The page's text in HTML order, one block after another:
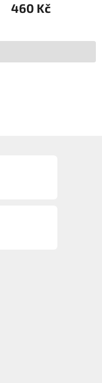
460 Kč